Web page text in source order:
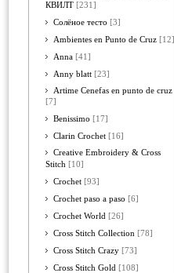
КВИЛТ [231]
Солёное тесто [3]
Ambientes en Punto de Cruz [12]
Anna [41]
Anny blatt [23]
Artime Cenefas en punto de cruz
[7]
Benissimo [17]
Clarin Crochet [16]
Creative Embroidery & Cross
Stitch [10]
Crochet [93]
Crochet paso a paso [6]
Crochet World [26]
Cross Stitch Collection [78]
Cross Stitch Crazy [73]
Cross Stitch Gold [108]